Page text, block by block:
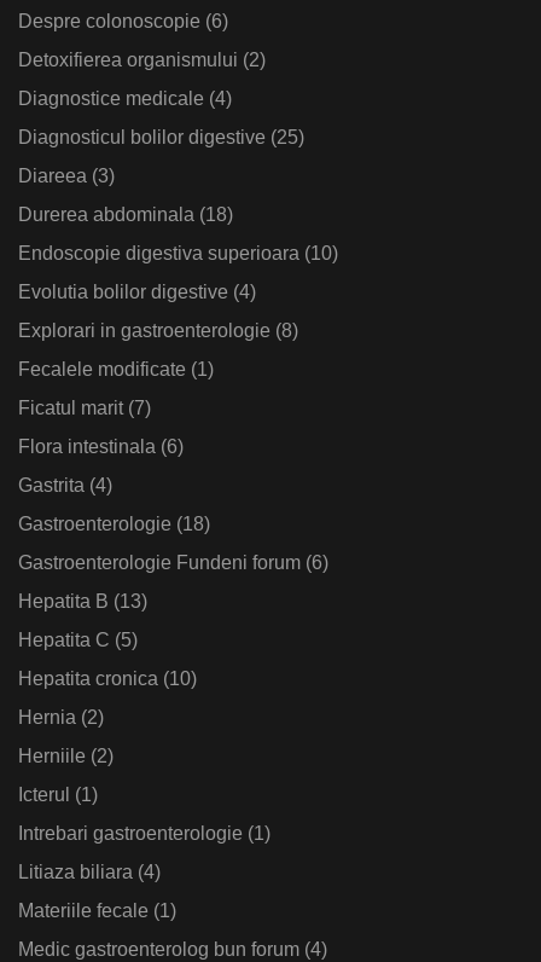
Despre colonoscopie (6)
Detoxifierea organismului (2)
Diagnostice medicale (4)
Diagnosticul bolilor digestive (25)
Diareea (3)
Durerea abdominala (18)
Endoscopie digestiva superioara (10)
Evolutia bolilor digestive (4)
Explorari in gastroenterologie (8)
Fecalele modificate (1)
Ficatul marit(7)
Flora intestinala (6)
Gastrita (4)
Gastroenterologie (18)
Gastroenterologie Fundeni forum (6)
Hepatita B (13)
Hepatita C (5)
Hepatita cronica (10)
Hernia (2)
Herniile (2)
Icterul (1)
Intrebari gastroenterologie (1)
Litiaza biliara (4)
Materiile fecale (1)
Medic gastroenterolog bun forum (4)